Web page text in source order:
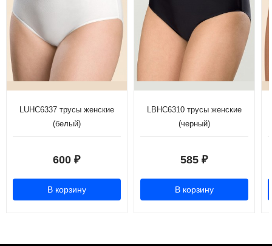
LUHC6337 трусы женские
(белый)
600 ₽
В корзину
LBHC6310 трусы женские
(черный)
585 ₽
В корзину